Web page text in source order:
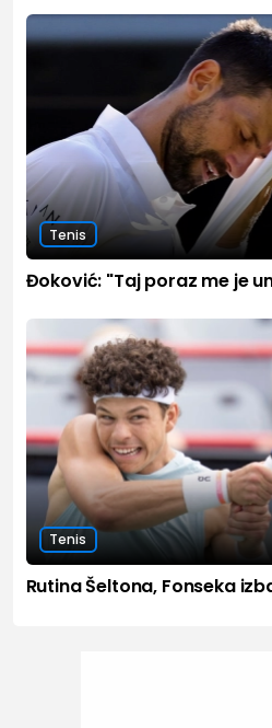
Tenis
Đoković: "Taj poraz me je
Tenis
Rutina Šeltona, Fonseka